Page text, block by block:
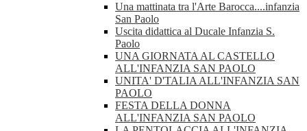
Una mattinata tra l'Arte Barocca....infanzia
San Paolo
Uscita didattica al Ducale Infanzia S.
Paolo
UNA GIORNATA AL CASTELLO
ALL'INFANZIA SAN PAOLO
UNITA' D'TALIA ALL'INFANZIA SAN
PAOLO
FESTA DELLA DONNA
ALL'INFANZIA SAN PAOLO